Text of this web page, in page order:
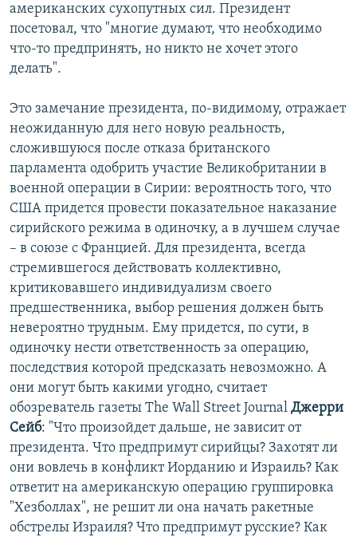
американских сухопутных сил. Президент
посетовал, что "многие думают, что необходимо
что-то предпринять, но никто не хочет этого
делать".
Это замечание президента, по-видимому, отражает
неожиданную для него новую реальность,
сложившуюся после отказа британского
парламента одобрить участие Великобритании в
военной операции в Сирии: вероятность того, что
США придется провести показательное наказание
сирийского режима в одиночку, а в лучшем случае
– в союзе с Францией. Для президента, всегда
стремившегося действовать коллективно,
критиковавшего индивидуализм своего
предшественника, выбор решения должен быть
невероятно трудным. Ему придется, по сути, в
одиночку нести ответственность за операцию,
последствия которой предсказать невозможно. А
они могут быть какими угодно, считает
обозреватель газеты The Wall Street Journal Джерри
Сейб: "Что произойдет дальше, не зависит от
президента. Что предпримут сирийцы? Захотят ли
они вовлечь в конфликт Иорданию и Израиль? Как
ответит на американскую операцию группировка
"Хезболлах", не решит ли она начать ракетные
обстрелы Израиля? Что предпримут русские? Как